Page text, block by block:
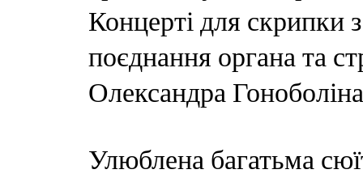
Концерті для скрипки
поєднання органа та
Олександра
Улюблена багатьма